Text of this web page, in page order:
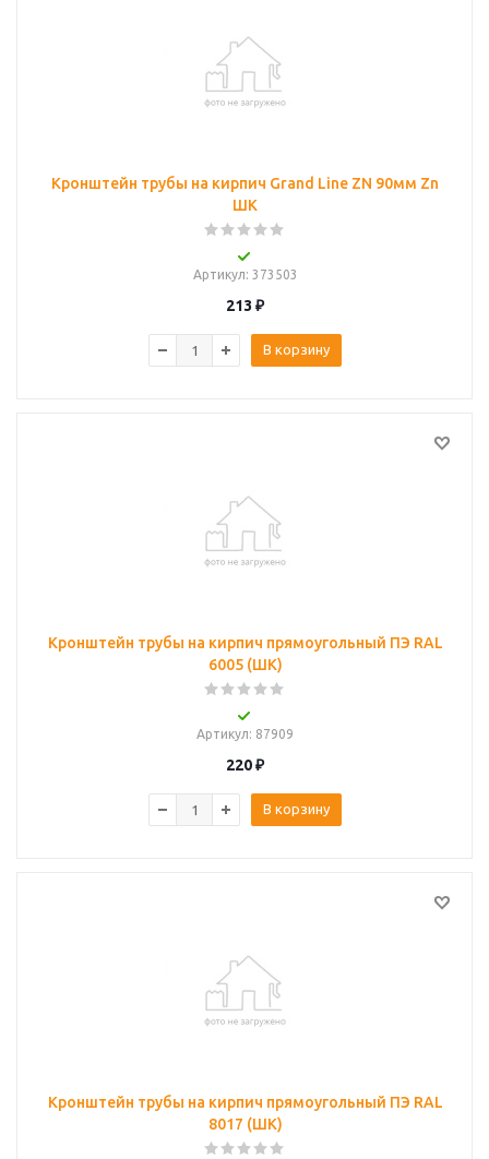
Кронштейн трубы на кирпич Grand Line ZN 90мм Zn
ШК
Артикул: 373503
213 ₽
В корзину
Кронштейн трубы на кирпич прямоугольный ПЭ RAL
6005 (ШК)
Артикул: 87909
220₽
В корзину
Кронштейн трубы на кирпич прямоугольный ПЭ RAL
8017 (ШК)